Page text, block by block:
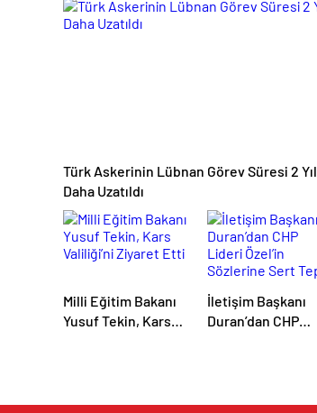
Güçleniyor
Türk Askerinin Lübnan Görev Süresi 2 Yıl
Daha Uzatıldı
Milli Eğitim Bakanı
Yusuf Tekin, Kars
İletişim Başkanı
Duran’dan CHP